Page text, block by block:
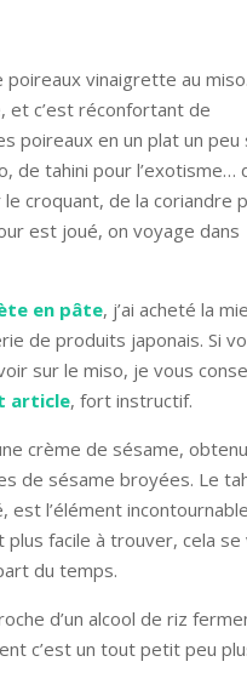
poireaux vinaigrette au
et c’est réconfortant de
poireaux en un plat un peu
de tahini pour l’exotisme…
croquant, de la coriandre
est joué, on voyage dans
en pâte, j’ai acheté la
de produits japonais. Si
sur le miso, je vous
article, fort instructif.
crème de sésame,
de sésame broyées. Le
est l’élément
plus facile à trouver, cela se
du temps.
d’un alcool de riz
c’est un tout petit peu